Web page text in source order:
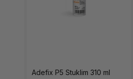
Adefix P5 Stuklim 310 ml